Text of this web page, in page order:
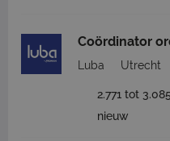
Coördinator
Luba Utrecht
2.771 tot 3.085
nieuw